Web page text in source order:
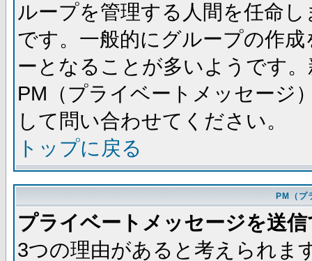
ループを管理する人間を任命
です。一般的にグループの作
ーとなることが多いようです
PM（プライベートメッセージ
して問い合わせてください。
トップに戻る
PM（プ
プライベートメッセージを送
3つの理由があると考えられま